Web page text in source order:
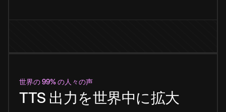
世界の 99% の人々の声
TTS 出力を世界中に拡大